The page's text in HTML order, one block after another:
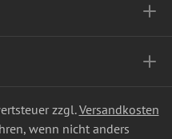
zzgl.Versandkosten
wenn nicht anders